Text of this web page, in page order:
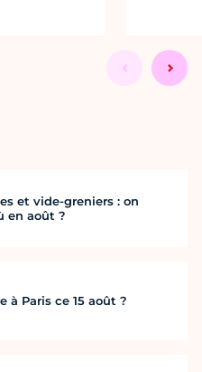
et vide-greniers : on
en août ?
à Paris ce 15 août ?